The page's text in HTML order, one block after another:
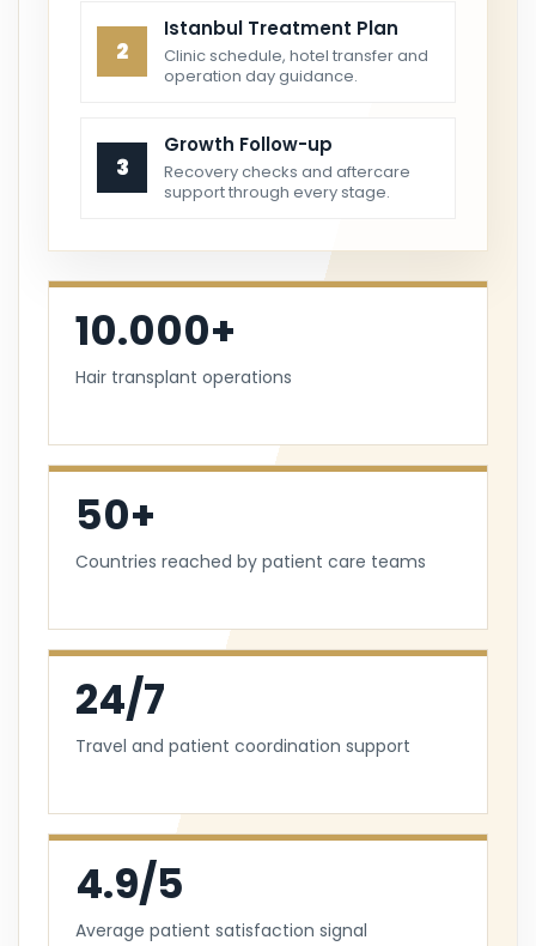
2
Istanbul Treatment Plan
Clinic schedule, hotel transfer and
operation day guidance.
3
Growth Follow-up
Recovery checks and aftercare
support through every stage.
10.000+
Hair transplant operations
50+
Countries reached by patient care teams
24/7
Travel and patient coordination support
4.9/5
Average patient satisfaction signal